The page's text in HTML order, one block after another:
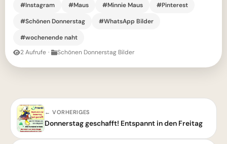
#Instagram
#Maus #Minnie Maus
#Pinterest
#Schönen Donnerstag
#WhatsApp Bilder
#wochenende naht
2 Aufrufe · Schönen Donnerstag Bilder
← VORHERIGES
Donnerstag geschafft! Entspannt in den Freitag